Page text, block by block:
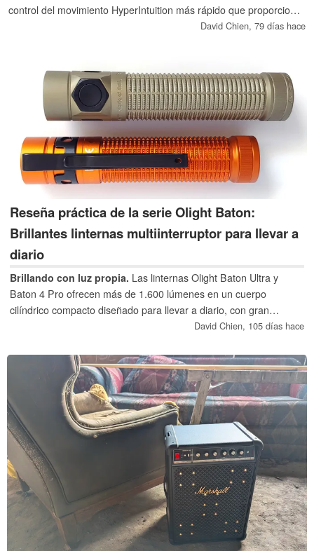
control del movimiento HyperIntuition más rápido que proporciona
hasta 1000 W de asistencia motorizada para caminar. Hay
David Chien, 79 días hace
Reseña práctica de la serie Olight Baton:
Brillantes linternas multiinterruptor para llevar a
diario
Brillando con luz propia. Las linternas Olight Baton Ultra y
Baton 4 Pro ofrecen más de 1.600 lúmenes en un cuerpo
cilíndrico compacto diseñado para llevar a diario, con gran
alcance, pilas de litio reemplazables e interruptores dobles.
David Chien, 105 días hace